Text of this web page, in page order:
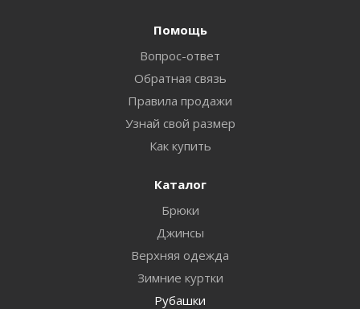
Помощь
Вопрос-ответ
Обратная связь
Правила продажи
Узнай свой размер
Как купить
Каталог
Брюки
Джинсы
Верхняя одежда
Зимние куртки
Рубашки